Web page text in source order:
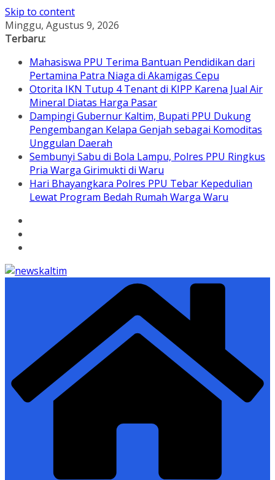
Skip to content
Minggu, Agustus 9, 2026
Terbaru:
Mahasiswa PPU Terima Bantuan Pendidikan dari
Pertamina Patra Niaga di Akamigas Cepu
Otorita IKN Tutup 4 Tenant di KIPP Karena Jual Air
Mineral Diatas Harga Pasar
Dampingi Gubernur Kaltim, Bupati PPU Dukung
Pengembangan Kelapa Genjah sebagai Komoditas
Unggulan Daerah
Sembunyi Sabu di Bola Lampu, Polres PPU Ringkus
Pria Warga Girimukti di Waru
Hari Bhayangkara Polres PPU Tebar Kepedulian
Lewat Program Bedah Rumah Warga Waru